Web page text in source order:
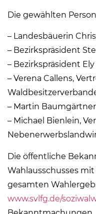
Die gewählten
– Landesbäuerin
– Bezirkspräsident
– Bezirkspräsident
– Verena Callens,
– Martin
– Michael Bienlein,
Die öffentliche
Wahlausschusses
gesamten
www.svlfg.de/